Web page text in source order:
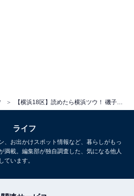
ライフ
、お出かけスポット情報など、暮らしがもっ
満載。編集部が独自調査した、気になる他人
ています。